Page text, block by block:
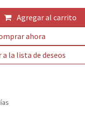
Agregar al carrito
ahora
a la lista de deseos